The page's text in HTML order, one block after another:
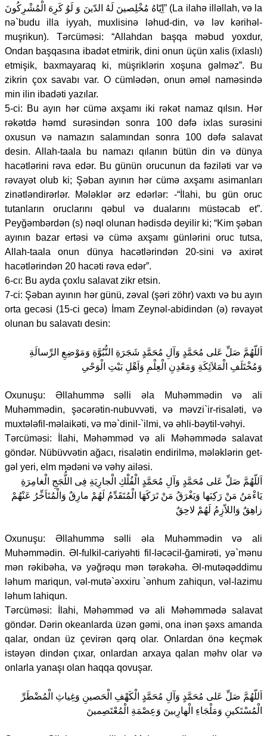
اِيّاهُ مُخْلِصينَ لَهُ الدّينَ وَ لَوُ كَرِهَ الْمُشْرِكُونَ” (La ilahə illəllah, və la
nə`budu illa iyyah, muxlisinə ləhud-din, və ləv kərihəl-
muşrikun). Tərcüməsi: “Allahdan başqa məbud yoxdur,
Ondan başqasına ibadət etmirik, dini onun üçün xalis (ixlaslı)
etmişik, baxmayaraq ki, müşriklərin xoşuna gəlməz”. Bu
zikrin çox savabı var. O cümlədən, onun əməl naməsində
min ilin ibadəti yazılar.
5-ci: Bu ayın hər cümə axşamı iki rəkət namaz qılsın. Hər
rəkətdə həmd surəsindən sonra 100 dəfə ixlas surəsini
oxusun və namazın salamından sonra 100 dəfə salavat
desin. Allah-taala bu namazı qılanın bütün din və dünya
hacətlərini rəva edər. Bu günün orucunun da fəziləti var və
rəvayət olub ki; Şəban ayının hər cümə axşamı asimanları
zinətləndirərlər. Mələklər ərz edərlər: -“İlahi, bu gün oruc
tutanların oruclarını qəbul və dualarını müstəcab et”.
Peyğəmbərdən (s) nəql olunan hədisdə deyilir ki; “Kim şəban
ayının bazar ertəsi və cümə axşamı günlərini oruc tutsa,
Allah-taala onun dünya hacətlərindən 20-sini və axirət
hacətlərindən 20 hacəti rəva edər”.
6-cı: Bu ayda çoxlu salavat zikr etsin.
7-ci: Şəban ayının hər günü, zəval (şəri zöhr) vaxtı və bu ayın
orta gecəsi (15-ci gecə) İmam Zeynəl-abidindən (ə) rəvayət
olunan bu salavatı desin:
اَللّهُمَّ صَلِّ عَلى مُحَمَّدٍ وَآلِ مُحَمَّدٍ شَجَرَةِ النُّبُوَّةِ وَمَوْضِعِ الرِّسالَةِ
وَمُخْتَلَفِ الْمَلاَئِكَةِ وَمَعْدِنِ الْعِلْمِ وَاَهْلِ بَيْتِ الْوَحْىِ
Oxunuşu: Əllahummə səlli əla Muhəmmədin və ali
Muhəmmədin, şəcərətin-nubuvvəti, və məvzi`ir-risaləti, və
muxtələfil-məlaikəti, və mə`dinil-`ilmi, və əhli-bəytil-vəhyi.
Tərcüməsi: İlahi, Məhəmməd və ali Məhəmmədə salavat
göndər. Nübüvvətin ağacı, risalətin endirilmə, mələklərin get-
gəl yeri, elm mədəni və vəhy ailəsi.
اَللّهُمَّ صَلِّ عَلى مُحَمَّدٍ وَآلِ مُحَمَّدٍ الْفُلْكِ الْجارِيَةِ فِى اللُّجَجِ الْغامِرَةِ
يَاءْمَنُ مَنْ رَكِبَها وَيَغْرَقُ مَنْ تَرَكَهَا الْمُتَقَدِّمُ لَهُمْ مارِقٌ وَالْمُتَاَخِّرُ عَنْهُمْ
زاهِقٌ وَاللاّزِمُ لَهُمْ لاحِقٌ
Oxunuşu: Əllahummə səlli əla Muhəmmədin və ali
Muhəmmədin. Əl-fulkil-cariyəhti fil-ləcəcil-ğamirəti, yə`mənu
mən rəkibəha, və yəğrəqu mən tərəkəha. Əl-mutəqəddimu
ləhum mariqun, vəl-mutə`əxxiru `ənhum zahiqun, vəl-lazimu
ləhum lahiqun.
Tərcüməsi: İlahi, Məhəmməd və ali Məhəmmədə salavat
göndər. Dərin okeanlarda üzən gəmi, ona inən şəxs amanda
qalar, ondan üz çevirən qərq olar. Onlardan önə keçmək
istəyən dindən çıxar, onlardan arxaya qalan məhv olar və
onlarla yanaşı olan haqqa qovuşar.
اَللّهُمَّ صَلِّ عَلى مُحَمَّدٍ وَآلِ مُحَمَّدٍ الْكَهْفِ الْحَصينِ وَغِياثِ الْمُضْطَرِّ
الْمُسْتَكينِ وَمَلْجَاءِ الْهارِبينَ وَعِصْمَةِ الْمُعْتَصِمينَ